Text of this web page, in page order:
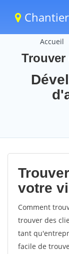
Accueil
votre
Comment
trouver des
tant
facile de